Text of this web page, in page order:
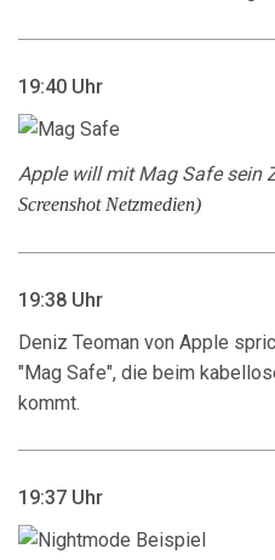
19:40 Uhr
Apple will mit Mag Safe sein
Screenshot Netzmedien)
19:38 Uhr
Deniz Teoman von Apple
"Mag Safe", die beim
kommt.
19:37 Uhr